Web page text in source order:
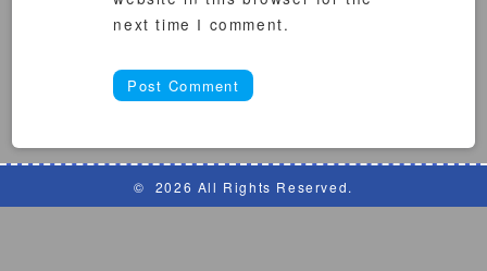
next time I comment.
© 2026 All Rights Reserved.